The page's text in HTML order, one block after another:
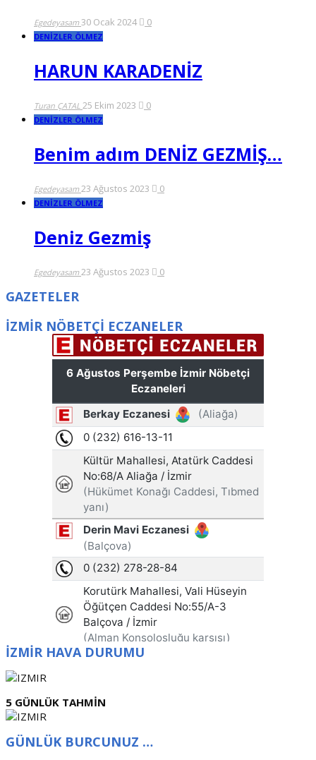
Egedeyasam30 Ocak 2024 0
DENİZLER ÖLMEZ
HARUN KARADENİZ
Turan ÇATAL 25 Ekim 2023 0
DENİZLER ÖLMEZ
Benim adım DENİZ GEZMİŞ…
Egedeyasam23 Ağustos 2023 0
DENİZLER ÖLMEZ
Deniz Gezmiş
Egedeyasam23 Ağustos 2023 0
GAZETELER
İZMİR NÖBETÇİ ECZANELER
İZMİR HAVA DURUMU
5 GÜNLÜK TAHMİN
GÜNLÜK BURCUNUZ …